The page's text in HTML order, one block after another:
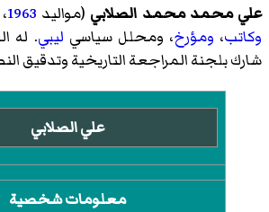
علي محمد محمد الصلابي (مواليد 1963
وكاتب، ومؤرخ، ومحلل سياسي ليبي. له
شارك بلجنة المراجعة التاريخية وتدقيق
علي الصلابي
معلومات شخصية